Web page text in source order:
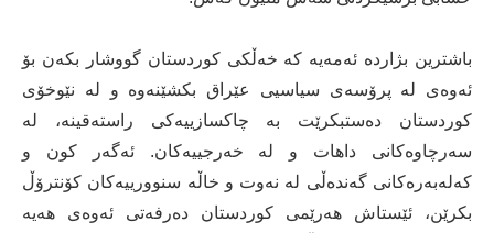
باشترین بژارده‌ ئه‌مه‌یه‌ كه‌ خه‌ڵكی كوردستان گووشار بكه‌ن بۆ
ئه‌وه‌ی له‌ پرۆسه‌ی سیاسیی عێراق بكشێنه‌وه‌ و له‌ نێوخۆی
كوردستان ده‌ستبكرێت به‌ چاكسازییه‌كی راسته‌قینه‌، له‌
سه‌رچاوه‌كانی داهات و له‌ خه‌رجییه‌كان. ئه‌گه‌ر كون و
كه‌له‌به‌ره‌كانی گه‌نده‌ڵی له‌ نه‌وت و خاڵه‌ سنوورییه‌كان كۆنترۆڵ
بكرێن، ئێستاش هه‌رێمی كوردستان ده‌رفه‌تی ئه‌وه‌ی هه‌یه‌